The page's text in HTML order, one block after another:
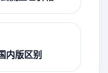
内版区别